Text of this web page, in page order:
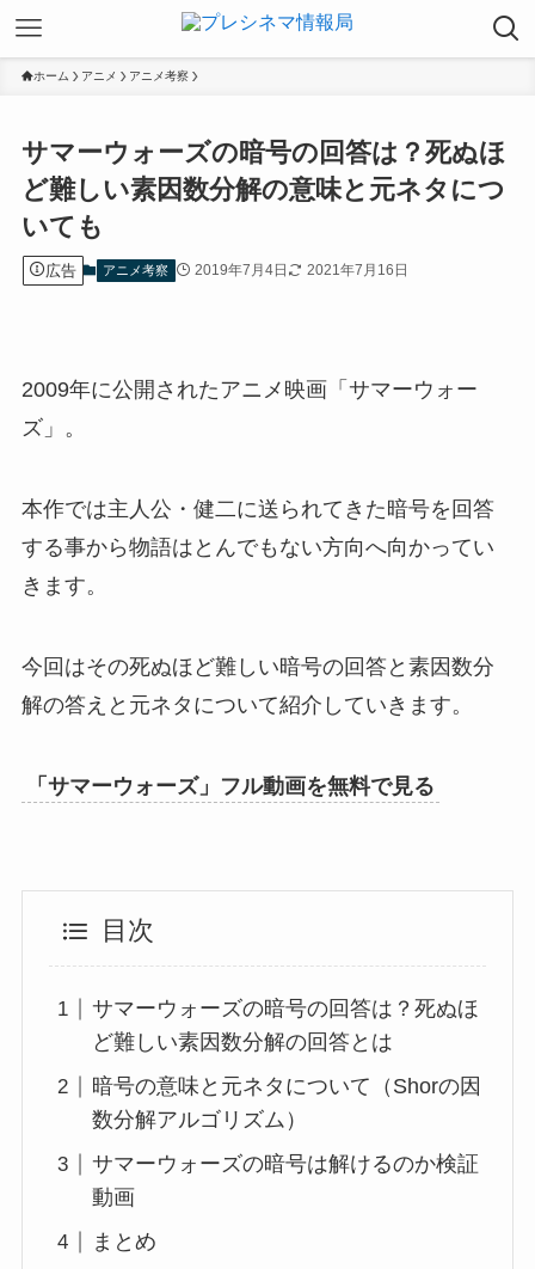
ホーム アニメ アニメ考察
サマーウォーズの暗号の回答は？死ぬほ
ど難しい素因数分解の意味と元ネタにつ
いても
広告 アニメ考察 2019年7月4日 2021年7月16日
2009年に公開されたアニメ映画「サマーウォー
ズ」。
本作では主人公・健二に送られてきた暗号を回答
する事から物語はとんでもない方向へ向かってい
きます。
今回はその死ぬほど難しい暗号の回答と素因数分
解の答えと元ネタについて紹介していきます。
「サマーウォーズ」フル動画を無料で見る
目次
サマーウォーズの暗号の回答は？死ぬほ
ど難しい素因数分解の回答とは
暗号の意味と元ネタについて（Shorの因
数分解アルゴリズム）
サマーウォーズの暗号は解けるのか検証
動画
まとめ